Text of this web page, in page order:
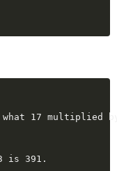
17 multiplied
is 391.